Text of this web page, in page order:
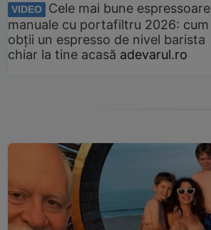
VIDEO
Cele mai bune espressoare
manuale cu portafiltru 2026: cum
obții un espresso de nivel barista
chiar la tine acasă adevarul.ro